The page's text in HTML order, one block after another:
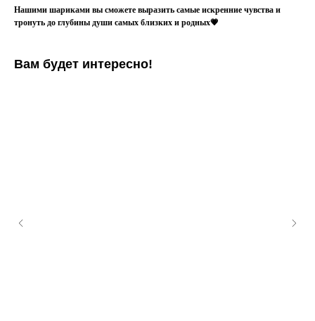
Нашими шариками вы сможете выразить самые искренние чувства и
тронуть до глубины души самых близких и родных💗
Вам будет интересно!